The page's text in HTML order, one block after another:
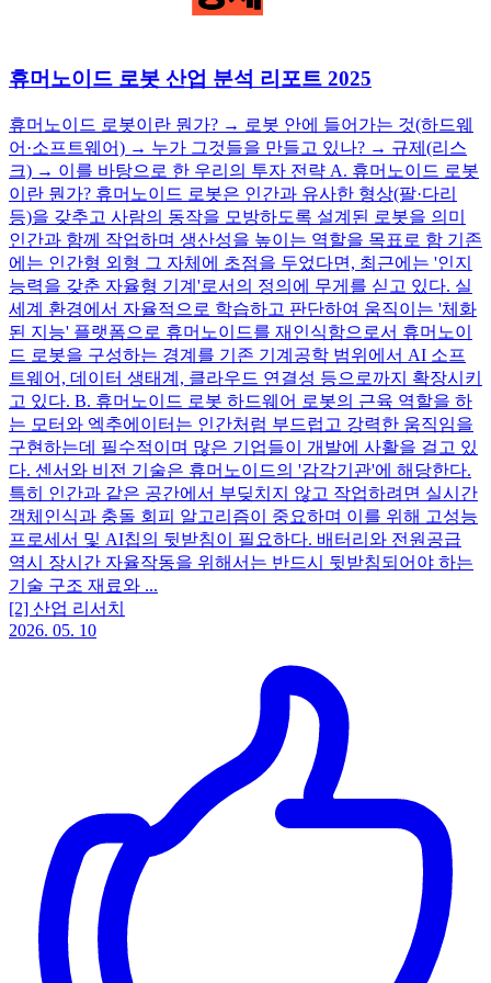
휴머노이드 로봇 산업 분석 리포트 2025
휴머노이드 로봇이란 뭔가? → 로봇 안에 들어가는 것(하드웨
어·소프트웨어) → 누가 그것들을 만들고 있나? → 규제(리스
크) → 이를 바탕으로 한 우리의 투자 전략 A. 휴머노이드 로봇
이란 뭔가? 휴머노이드 로봇은 인간과 유사한 형상(팔·다리
등)을 갖추고 사람의 동작을 모방하도록 설계된 로봇을 의미
인간과 함께 작업하며 생산성을 높이는 역할을 목표로 함 기존
에는 인간형 외형 그 자체에 초점을 두었다면, 최근에는 '인지
능력을 갖춘 자율형 기계'로서의 정의에 무게를 싣고 있다. 실
세계 환경에서 자율적으로 학습하고 판단하여 움직이는 '체화
된 지능' 플랫폼으로 휴머노이드를 재인식함으로서 휴머노이
드 로봇을 구성하는 경계를 기존 기계공학 범위에서 AI 소프
트웨어, 데이터 생태계, 클라우드 연결성 등으로까지 확장시키
고 있다. B. 휴머노이드 로봇 하드웨어 로봇의 근육 역할을 하
는 모터와 엑추에이터는 인간처럼 부드럽고 강력한 움직임을
구현하는데 필수적이며 많은 기업들이 개발에 사활을 걸고 있
다. 센서와 비전 기술은 휴머노이드의 '감각기관'에 해당한다.
특히 인간과 같은 공간에서 부딪치지 않고 작업하려면 실시간
객체인식과 충돌 회피 알고리즘이 중요하며 이를 위해 고성능
프로세서 및 AI칩의 뒷받침이 필요하다. 배터리와 전원공급
역시 장시간 자율작동을 위해서는 반드시 뒷받침되어야 하는
기술 구조 재료와 ...
[2] 산업 리서치
2026. 05. 10